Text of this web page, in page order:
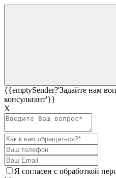
{{emptySender?'Задайте нам
консультант'}}
Х
Я согласен c обработкой